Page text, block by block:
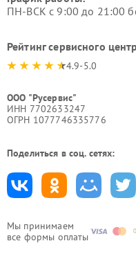
Мы принимаем
все формы оплаты
ПН-ВСК с 9:00 до 21:00
Рейтинг сервисного
4.9-5.0
ООО "Русервис"
ИНН 7702633247
ОГРН 1077746335776
Поделиться в соц. сетях: